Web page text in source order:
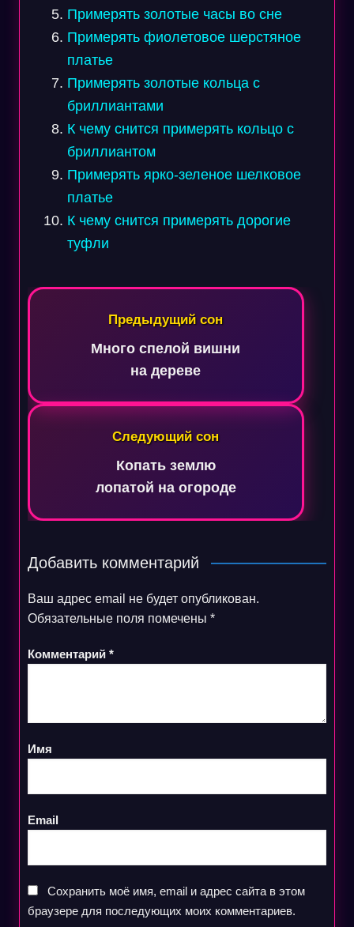
Примерять золотые часы во сне
Примерять фиолетовое шерстяное
платье
Примерять золотые кольца с
бриллиантами
К чему снится примерять кольцо с
бриллиантом
Примерять ярко-зеленое шелковое
платье
К чему снится примерять дорогие
туфли
Навигация
записям
Предыдущий сон
Много спелой вишни
на дереве
Следующий сон
Копать землю
лопатой на огороде
Добавить комментарий
Ваш адрес email не будет опубликован.
Обязательные поля помечены *
Комментарий *
Имя
Email
Сохранить моё имя, email и адрес сайта в этом
браузере для последующих моих комментариев.